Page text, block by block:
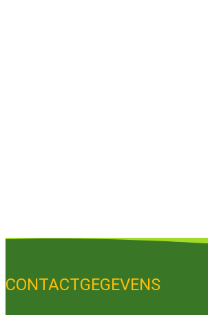
CONTACTGEGEVENS